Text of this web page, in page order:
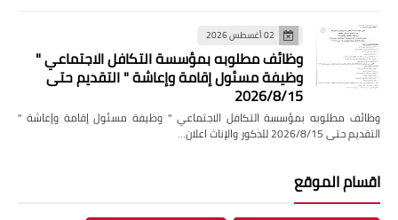
02 أغسطس 2026
وظائف مطلوبه بمؤسسة التكافل الاجتماعي "
وظيفة مسئول إقامة وإعاشة " التقديم حتى
2026/8/15
مطلوبه بمؤسسة التكافل الاجتماعي " وظيفة مسئول إقامة وإعاشة "
2026/8/15 للذكور والإناث اعلان…
الموقع